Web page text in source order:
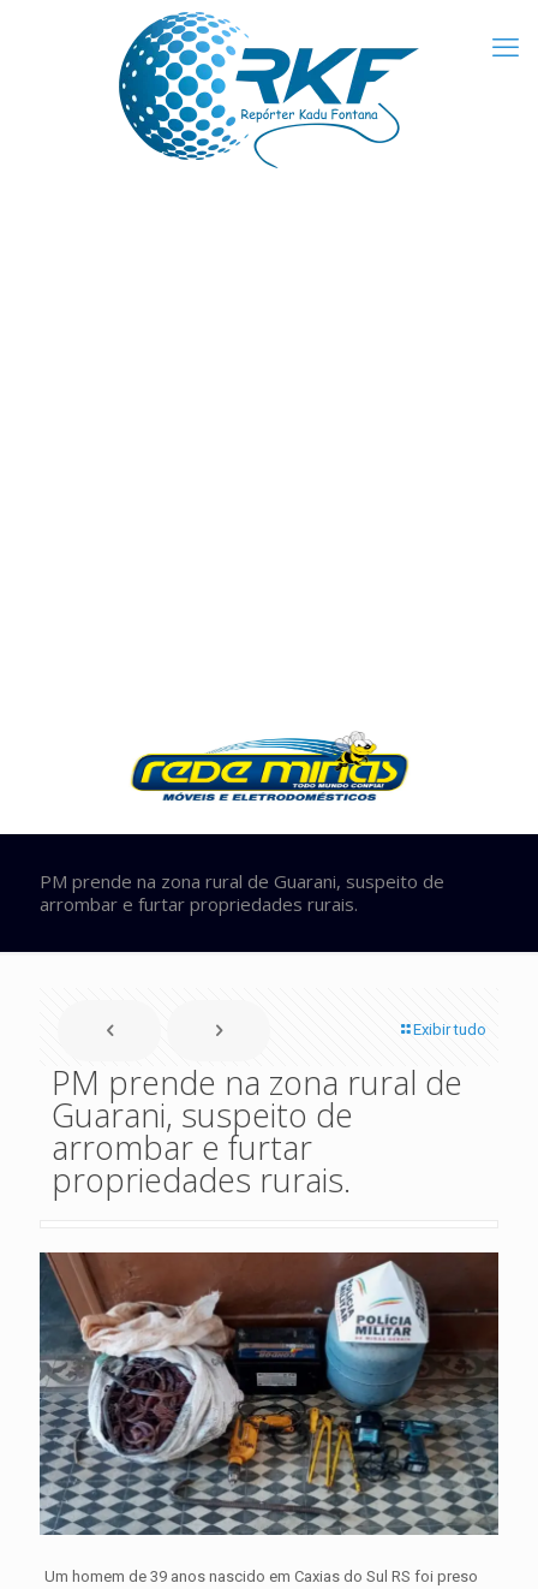
PM prende na zona rural de Guarani, suspeito de
arrombar e furtar propriedades rurais.
Exibir tudo
PM prende na zona rural de
Guarani, suspeito de
arrombar e furtar
propriedades rurais.
Um homem de 39 anos nascido em Caxias do Sul RS foi preso